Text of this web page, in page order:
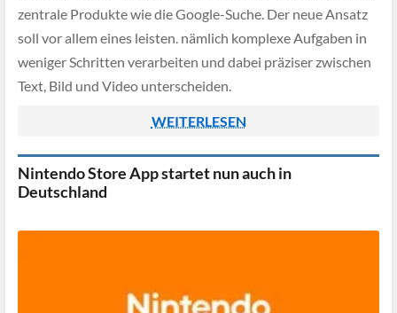
zentrale Produkte wie die Google-Suche. Der neue Ansatz
soll vor allem eines leisten. nämlich komplexe Aufgaben in
weniger Schritten verarbeiten und dabei präziser zwischen
Text, Bild und Video unterscheiden.
WEITERLESEN
Nintendo Store App startet nun auch in
Deutschland